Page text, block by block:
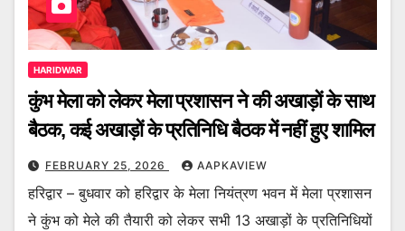
HARIDWAR
कुंभ मेला को लेकर मेला प्रशासन ने की अखाड़ों के साथ
बैठक, कई अखाड़ों के प्रतिनिधि बैठक में नहीं हुए शामिल
FEBRUARY 25, 2026 AAPKAVIEW
हरिद्वार – बुधवार को हरिद्वार के मेला नियंत्रण भवन में मेला प्रशासन
ने कुंभ को मेले की तैयारी को लेकर सभी 13 अखाड़ों के प्रतिनिधियों